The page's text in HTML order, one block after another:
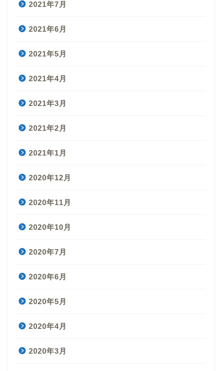
2021年7月
2021年6月
2021年5月
2021年4月
2021年3月
2021年2月
2021年1月
2020年12月
2020年11月
2020年10月
2020年7月
2020年6月
2020年5月
2020年4月
2020年3月